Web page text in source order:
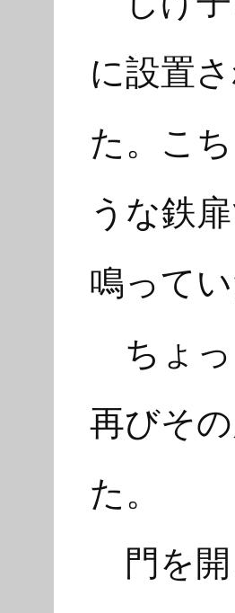
に設置
た。こ
うな鉄
鳴ってい
ちょっ
再びそ
た。
門を開